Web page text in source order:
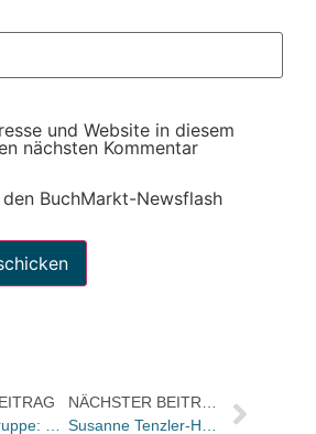
und Website in diesem
nächsten Kommentar
BuchMarkt-Newsflash